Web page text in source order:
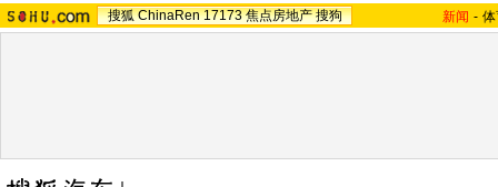
搜狐 ChinaRen 17173 焦点房地产 搜狗 新闻 -